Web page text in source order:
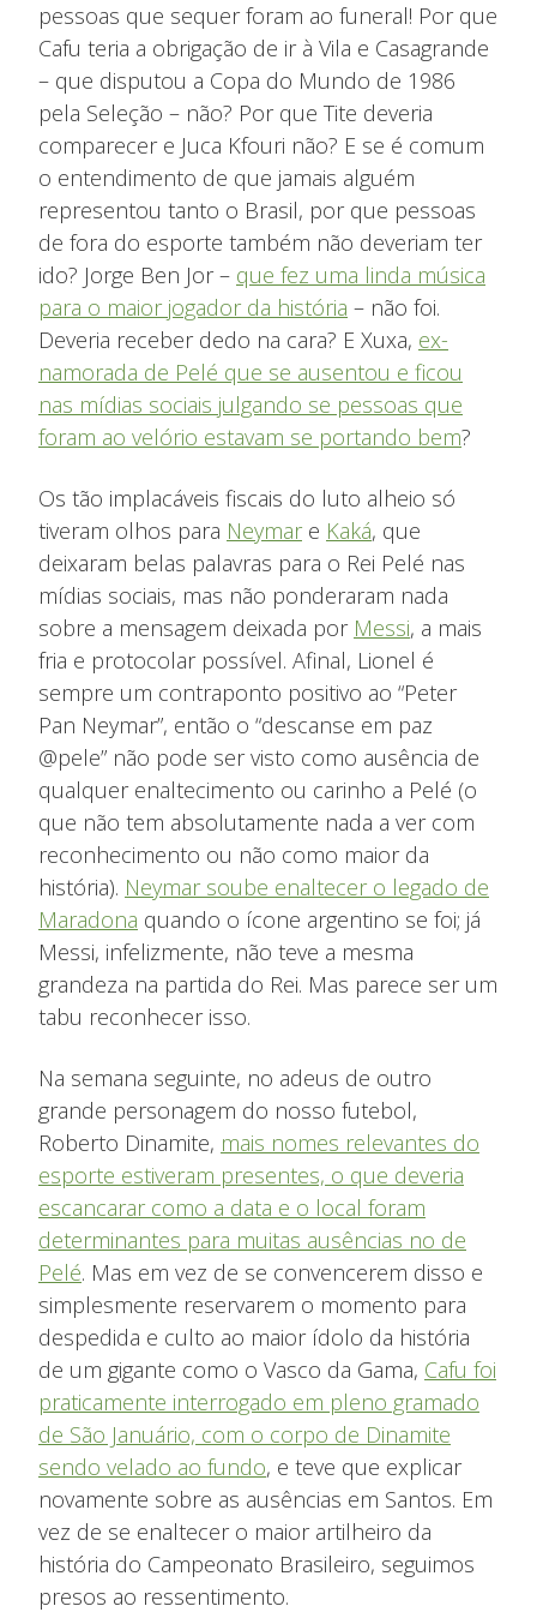
pessoas que sequer foram ao funeral! Por que
Cafu teria a obrigação de ir à Vila e Casagrande
– que disputou a Copa do Mundo de 1986
pela Seleção – não? Por que Tite deveria
comparecer e Juca Kfouri não? E se é comum
o entendimento de que jamais alguém
representou tanto o Brasil, por que pessoas
de fora do esporte também não deveriam ter
ido? Jorge Ben Jor – que fez uma linda música
para o maior jogador da história – não foi.
Deveria receber dedo na cara? E Xuxa, ex-
namorada de Pelé que se ausentou e ficou
nas mídias sociais julgando se pessoas que
foram ao velório estavam se portando bem?
Os tão implacáveis fiscais do luto alheio só
tiveram olhos para Neymar e Kaká, que
deixaram belas palavras para o Rei Pelé nas
mídias sociais, mas não ponderaram nada
sobre a mensagem deixada por Messi, a mais
fria e protocolar possível. Afinal, Lionel é
sempre um contraponto positivo ao “Peter
Pan Neymar”, então o “descanse em paz
@pele” não pode ser visto como ausência de
qualquer enaltecimento ou carinho a Pelé (o
que não tem absolutamente nada a ver com
reconhecimento ou não como maior da
história). Neymar soube enaltecer o legado de
Maradona quando o ícone argentino se foi; já
Messi, infelizmente, não teve a mesma
grandeza na partida do Rei. Mas parece ser um
tabu reconhecer isso.
Na semana seguinte, no adeus de outro
grande personagem do nosso futebol,
Roberto Dinamite, mais nomes relevantes do
esporte estiveram presentes, o que deveria
escancarar como a data e o local foram
determinantes para muitas ausências no de
Pelé. Mas em vez de se convencerem disso e
simplesmente reservarem o momento para
despedida e culto ao maior ídolo da história
de um gigante como o Vasco da Gama, Cafu foi
praticamente interrogado em pleno gramado
de São Januário, com o corpo de Dinamite
sendo velado ao fundo, e teve que explicar
novamente sobre as ausências em Santos. Em
vez de se enaltecer o maior artilheiro da
história do Campeonato Brasileiro, seguimos
presos ao ressentimento.